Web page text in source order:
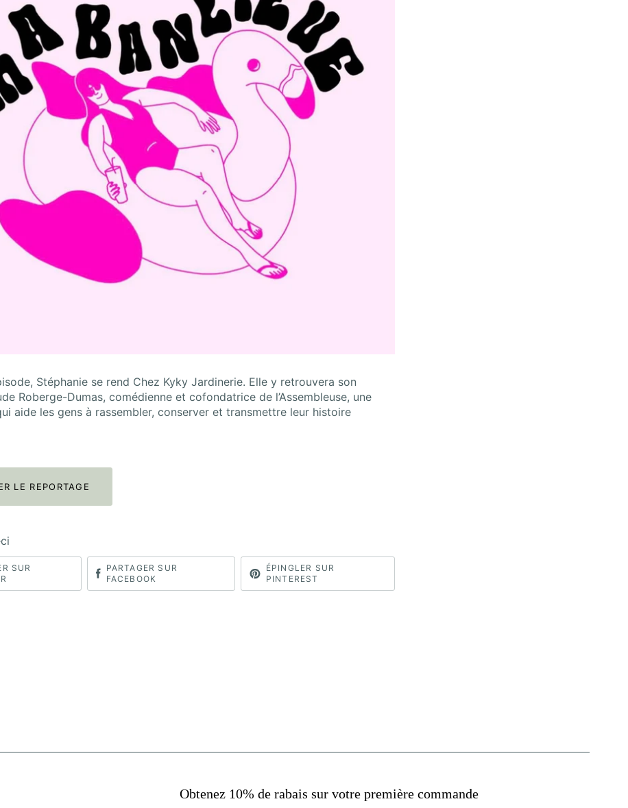
Stéphanie se rend Chez Kyky Jardinerie. Elle y retrouvera son
Roberge-Dumas, comédienne et cofondatrice de l’Assembleuse, une
aide les gens à rassembler, conserver et transmettre leur histoire
LE REPORTAGE
SUR
PARTAGER SUR
FACEBOOK
ÉPINGLER SUR
PINTEREST
Obtenez 10% de rabais sur votre première commande